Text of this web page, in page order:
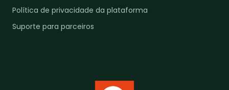
Política de privacidade da plataforma
Suporte para parceiros